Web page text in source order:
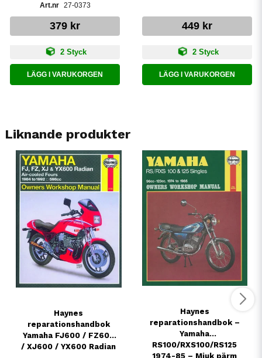
27-0373
379 kr
2 Styck
LÄGG I VARUKORGEN
449 kr
2 Styck
LÄGG I VARUKORGEN
Liknande produkter
Haynes
reparationshandbok
Yamaha FJ600 / FZ600
/ XJ600 / YX600 Radian
Haynes
reparationshandbok –
Yamaha
RS100/RXS100/RS125
1974-85 – Mjuk pärm